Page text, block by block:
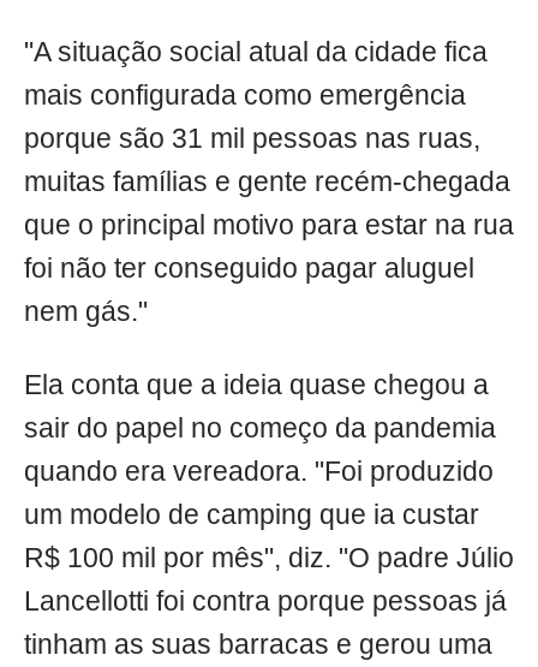
"A situação social atual da cidade fica
mais configurada como emergência
porque são 31 mil pessoas nas ruas,
muitas famílias e gente recém-chegada
que o principal motivo para estar na rua
foi não ter conseguido pagar aluguel
nem gás."
Ela conta que a ideia quase chegou a
sair do papel no começo da pandemia
quando era vereadora. "Foi produzido
um modelo de camping que ia custar
R$ 100 mil por mês", diz. "O padre Júlio
Lancellotti foi contra porque pessoas já
tinham as suas barracas e gerou uma